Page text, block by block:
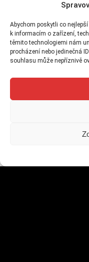
Abychom poskytli co
k informacím o zařízení,
těmito technologiemi nám
procházení nebo jedinečná
souhlasu může nepříznivě
v
25
9